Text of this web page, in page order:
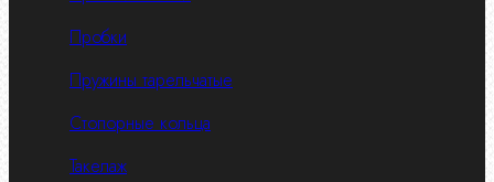
Пробки
Пружины тарельчатые
Стопорные кольца
Такелаж